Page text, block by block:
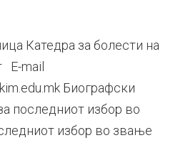
Катедра за болести на
E-mail
Биографски
последниот избор во
избор во звање